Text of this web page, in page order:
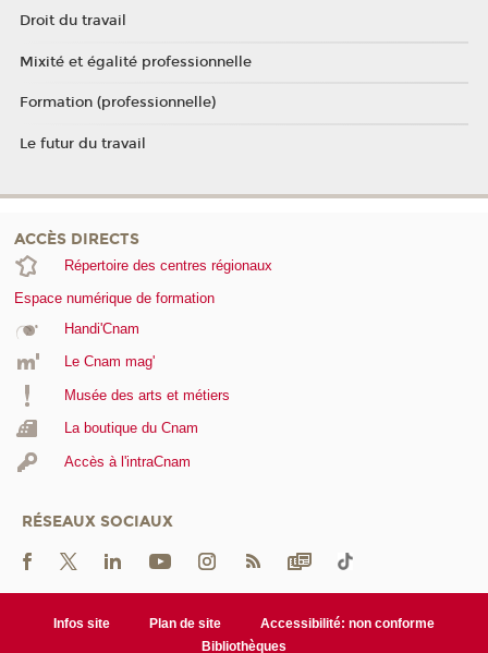
Droit du travail
Mixité et égalité professionnelle
Formation (professionnelle)
Le futur du travail
ACCÈS DIRECTS
Répertoire des centres régionaux
Espace numérique de formation
Handi'Cnam
Le Cnam mag'
Musée des arts et métiers
La boutique du Cnam
Accès à l'intraCnam
RÉSEAUX SOCIAUX
Infos site Plan de site
Accessibilité: non conforme
Bibliothèques